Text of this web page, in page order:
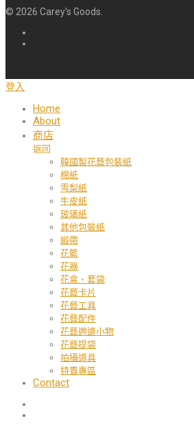
© 2026 Carey's Goods.
登入
Home
About
商店
返回
韓國製花藝包裝紙
棉紙
雪梨紙
牛皮紙
玻璃紙
其他包裝紙
緞帶
花籃
花器
花盒、套袋
花藝卡片
花藝工具
花藝配件
花藝週邊小物
花藝提袋
拍攝道具
特賣專區
Contact